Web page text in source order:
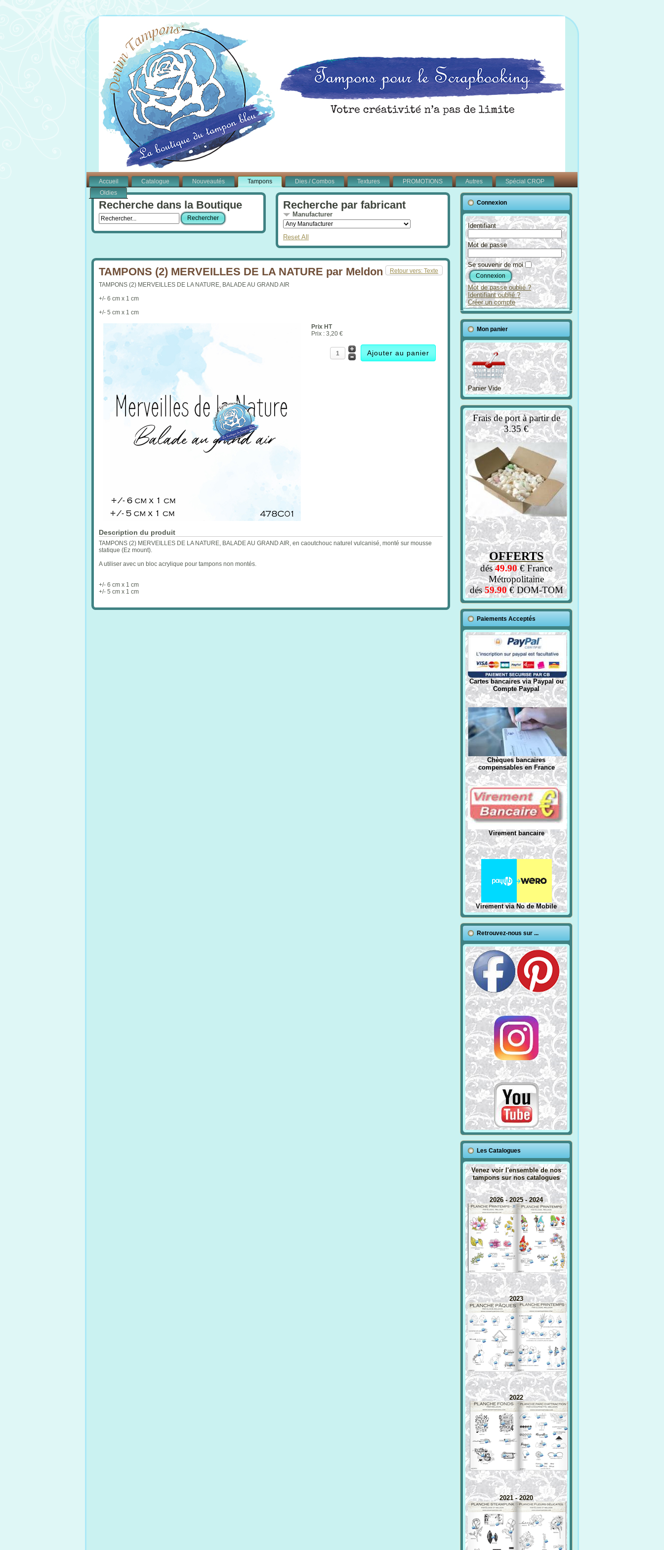
Accueil Catalogue Nouveautés Tampons Dies / Combos Textures PROMOTIONS Autres
Spécial CROP
Oldies
Recherche dans la Boutique Recherche par fabricant
Manufacturer
Reset All
Retour vers: Texte
TAMPONS (2) MERVEILLES DE LA NATURE par Meldon
TAMPONS (2) MERVEILLES DE LA NATURE, BALADE AU GRAND AIR
+/- 6 cm x 1 cm
+/- 5 cm x 1 cm
Prix HT
Prix : 3,20 €
Description du produit
TAMPONS (2) MERVEILLES DE LA NATURE, BALADE AU GRAND AIR, en caoutchouc naturel vulcanisé, monté sur mousse
statique (Ez mount).
A utiliser avec un bloc acrylique pour tampons non montés.
+/- 6 cm x 1 cm
+/- 5 cm x 1 cm
Connexion
Identifiant
Mot de passe
Se souvenir de moi
Mot de passe oublié ?
Identifiant oublié ?
Créer un compte
Mon panier
Panier Vide
Frais de port à partir de
3.35 €
OFFERTS
dés49.90€ France
Métropolitaine
dés59.90€ DOM-TOM
Paiements Acceptés
Cartes bancaires via Paypal ou
Compte Paypal
Chèques bancaires
compensables en France
Virement bancaire
Virement via No de Mobile
Retrouvez-nous sur ...
Les Catalogues
Venez voir l'ensemble de nos
tampons sur nos catalogues
2026 - 2025 - 2024
2023
2022
2021 - 2020